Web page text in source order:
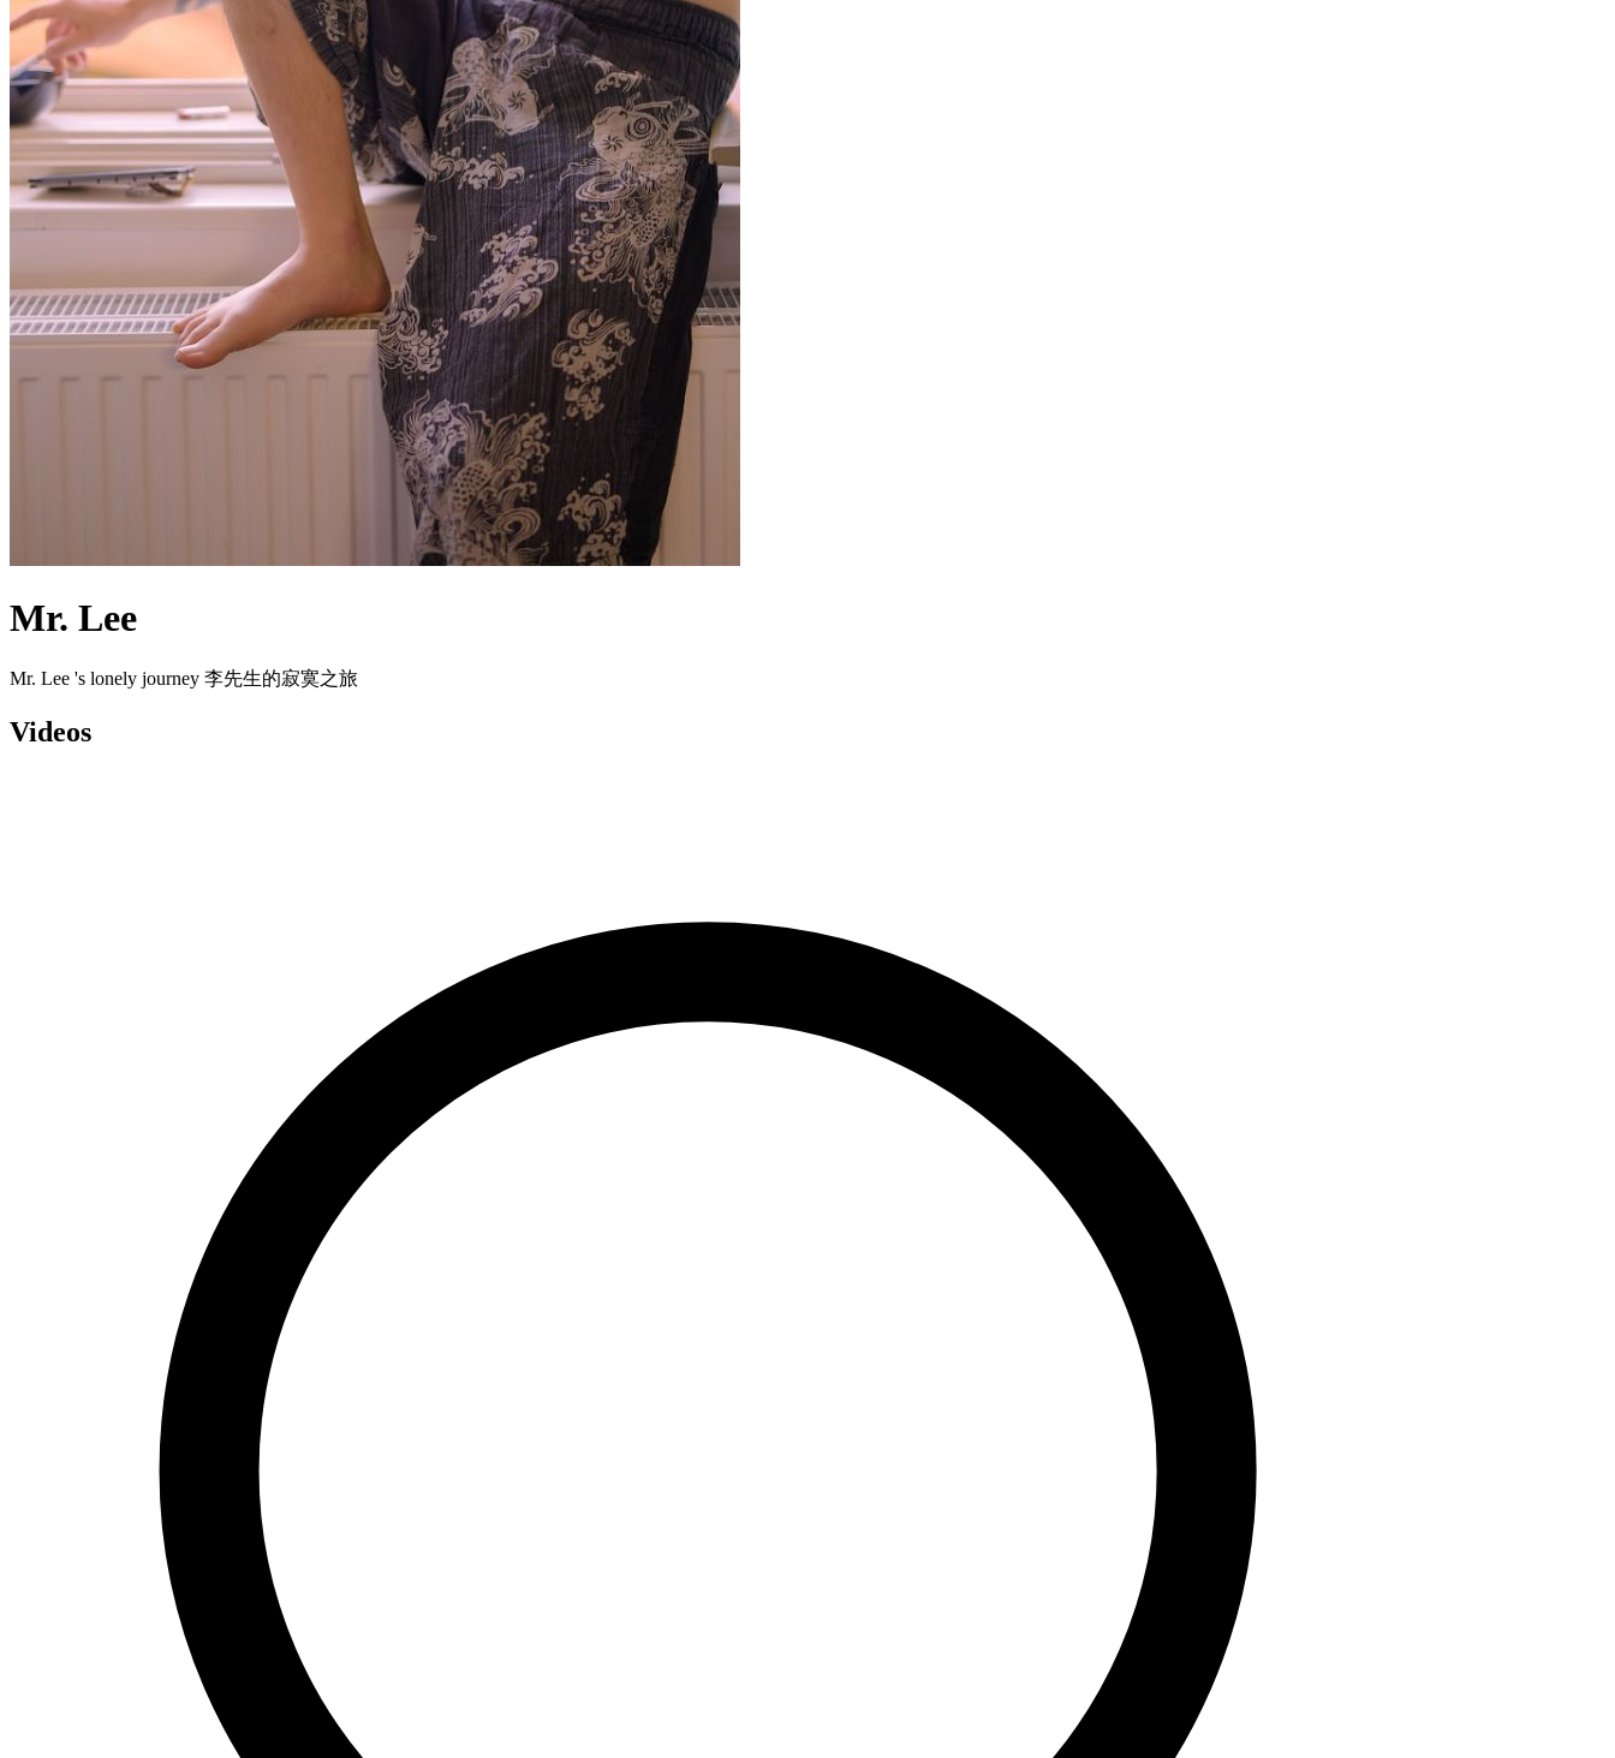
Mr. Lee
Mr. Lee 's lonely journey 李先生的寂寞之旅
Videos